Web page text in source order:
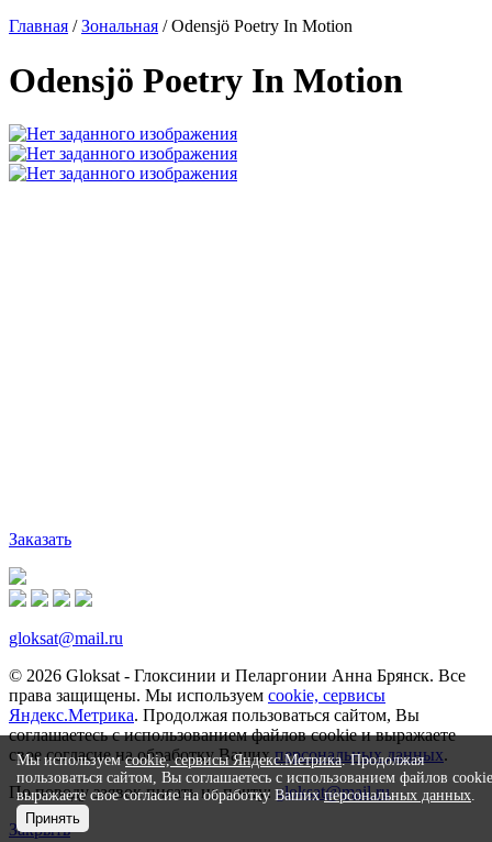
Главная /Зональная /Odensjö Poetry In Motion
Odensjö Poetry In Motion
Заказать
gloksat@mail.ru
© 2026 Gloksat - Глоксинии и Пеларгонии Анна Брянск. Все
права защищены. Мы используем cookie, сервисы
Яндекс.Метрика. Продолжая пользоваться сайтом, Вы
соглашаетесь с использованием файлов cookie и выражаете
свое согласие на обработку Вашихперсональных данных.
По поводу заявок писать на почту:gloksat@mail.ru
Закрыть
Мы используемcookie, сервисы Яндекс.Метрика. Продолжая
пользоваться сайтом, Вы соглашаетесь с использованием файлов
выражаете свое согласие на обработку Вашихперсональных данных.
Принять